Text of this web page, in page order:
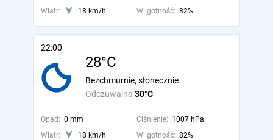
Wiatr:
18 km/h Wilgotność: 82%
22:00
28°C
Odczuwalna 30°C
Bezchmurnie, słonecznie
Opad: 0 mm Ciśnienie: 1007 hPa
Wiatr:
18 km/h Wilgotność: 82%